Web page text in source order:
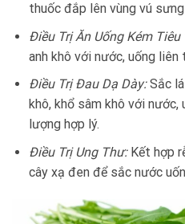
thuốc đắp lên vùng vú
Điều Trị Ăn Uống Kém
anh khô với nước, uống liên
Điều Trị Đau Dạ Dày:Sắc lá
khô, khổ sâm khô với
lượng hợp lý.
Điều Trị Ung Thư:Kết hợp
cây xạ đen để sắc nước